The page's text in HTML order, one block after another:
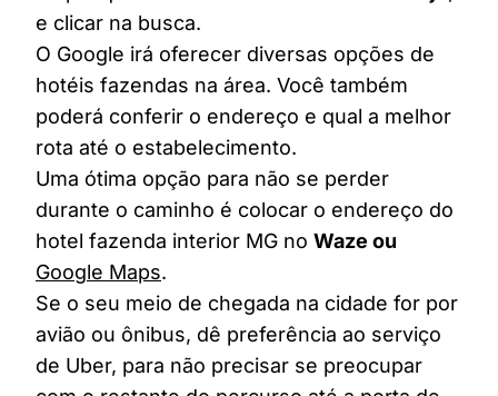
e clicar na busca.
O Google irá oferecer diversas opções de
hotéis fazendas na área. Você também
poderá conferir o endereço e qual a melhor
rota até o estabelecimento.
Uma ótima opção para não se perder
durante o caminho é colocar o endereço do
hotel fazenda interior MG no Waze ou
Google Maps.
Se o seu meio de chegada na cidade for por
avião ou ônibus, dê preferência ao serviço
de Uber, para não precisar se preocupar